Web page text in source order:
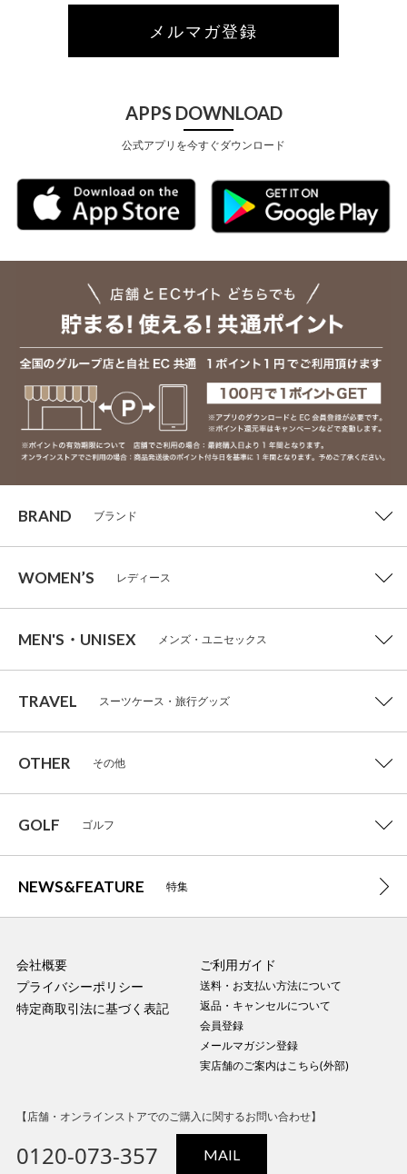
メルマガ登録
APPS DOWNLOAD
公式アプリを今すぐダウンロード
BRAND ブランド
WOMEN’S レディース
MEN'S・UNISEX メンズ・ユニセックス
TRAVEL スーツケース・旅行グッズ
OTHER その他
GOLF ゴルフ
NEWS&FEATURE 特集
会社概要
プライバシーポリシー
特定商取引法に基づく表記
ご利用ガイド
送料・お支払い方法について
返品・キャンセルについて
会員登録
メールマガジン登録
実店舗のご案内はこちら(外部)
【店舗・オンラインストアでのご購入に関するお問い合わせ】
0120-073-357 MAIL